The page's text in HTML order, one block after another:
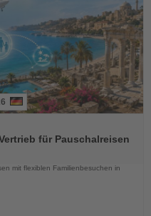
für Pauschalreisen
mit flexiblen Familienbesuchen in